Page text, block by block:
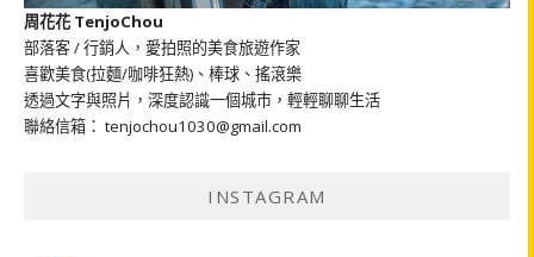
周花花 TenjoChou
部落客 / 行銷人，愛拍照的美食旅遊作家
喜歡美食(拉麵/咖啡狂熱)、棒球、搖滾樂
透過文字與照片，深度認識一個城市，輕輕聊聊生活
聯絡信箱： tenjochou1030@gmail.com
INSTAGRAM